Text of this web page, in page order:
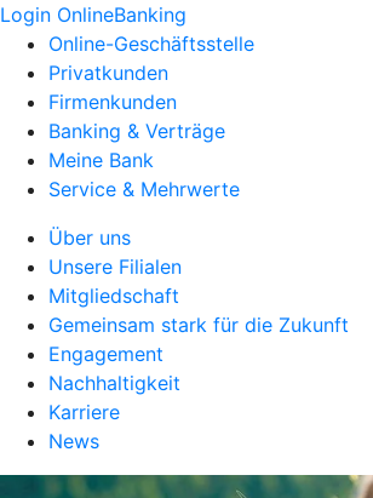
Login OnlineBanking
Online-Geschäftsstelle
Privatkunden
Firmenkunden
Banking & Verträge
Meine Bank
Service & Mehrwerte
Über uns
Unsere Filialen
Mitgliedschaft
Gemeinsam stark für die Zukunft
Engagement
Nachhaltigkeit
Karriere
News